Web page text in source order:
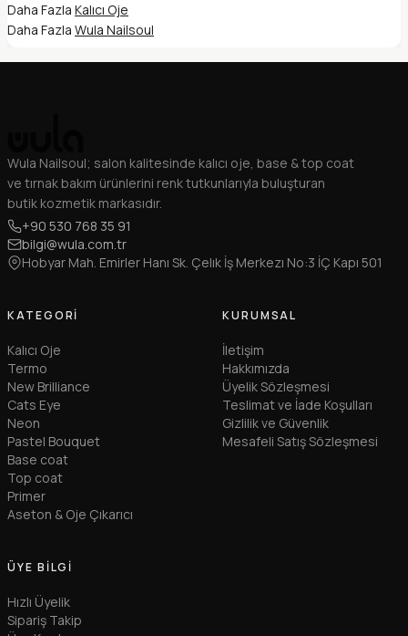
Daha Fazla Kalıcı Oje
Daha Fazla Wula Nailsoul
Wula Nailsoul; salon kalitesinde kalıcı oje, base & top coat
ve tırnak bakım ürünlerini renk tutkunlarıyla buluşturan
butik kozmetik markasıdır.
+90 530 768 35 91
bilgi@wula.com.tr
Hobyar Mah. Emirler Hanı Sk. Çelık İş Merkezı No:3 İÇ Kapı 501
KATEGORI
Kalıcı Oje
Termo
New Brilliance
Cats Eye
Neon
Pastel Bouquet
Base coat
Top coat
Primer
Aseton & Oje Çıkarıcı
KURUMSAL
İletişim
Hakkımızda
Üyelik Sözleşmesi
Teslimat ve İade Koşulları
Gizlilik ve Güvenlik
Mesafeli Satış Sözleşmesi
ÜYE BILGI
Hızlı Üyelik
Sipariş Takip